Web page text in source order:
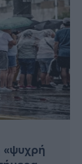
«ψυχρή